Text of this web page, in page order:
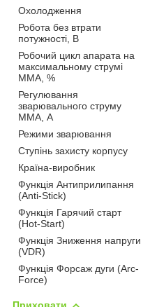
Охолодження
Робота без втрати
потужності, В
Робочий цикл апарата на
максимальному струмі
MMA, %
Регулювання
зварювального струму
MMA, А
Режими зварювання
Ступінь захисту корпусу
Країна-виробник
Функція Антиприлипання
(Anti-Stick)
Функція Гарячий старт
(Hot-Start)
Функція Зниження напруги
(VDR)
Функція Форсаж дуги (Arc-
Force)
Приховати